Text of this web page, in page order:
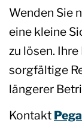
Wenden Sie
eine kleine
zu lösen.
sorgfältige
längerer
Kontakt